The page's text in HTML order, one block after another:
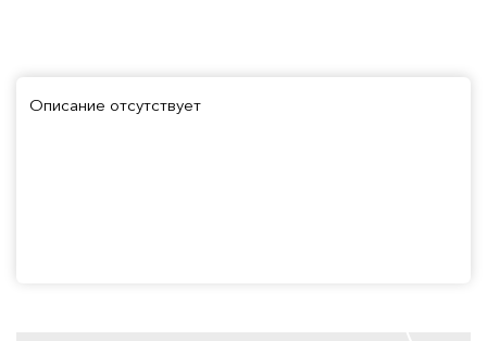
Описание отсутствует